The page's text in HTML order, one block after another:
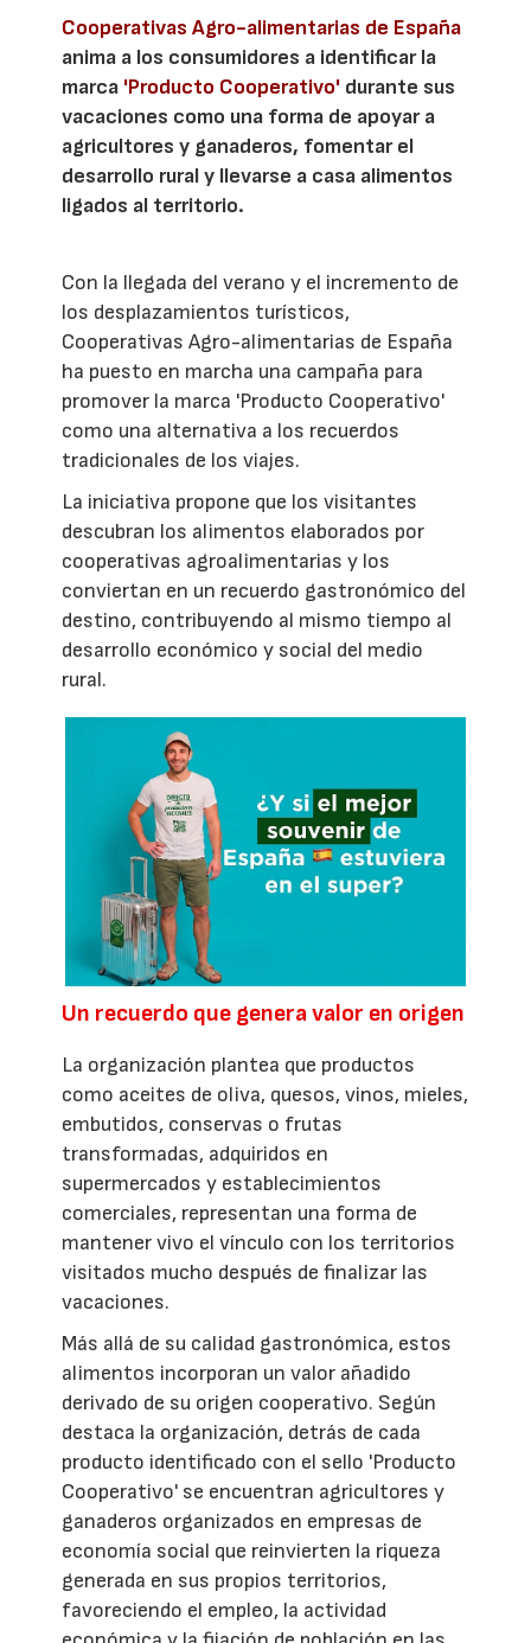
Cooperativas Agro-alimentarias de España
anima a los consumidores a identificar la
marca 'Producto Cooperativo' durante sus
vacaciones como una forma de apoyar a
agricultores y ganaderos, fomentar el
desarrollo rural y llevarse a casa alimentos
ligados al territorio.
Con la llegada del verano y el incremento de
los desplazamientos turísticos,
Cooperativas Agro-alimentarias de España
ha puesto en marcha una campaña para
promover la marca 'Producto Cooperativo'
como una alternativa a los recuerdos
tradicionales de los viajes.
La iniciativa propone que los visitantes
descubran los alimentos elaborados por
cooperativas agroalimentarias y los
conviertan en un recuerdo gastronómico del
destino, contribuyendo al mismo tiempo al
desarrollo económico y social del medio
rural.
Un recuerdo que genera valor en origen
La organización plantea que productos
como aceites de oliva, quesos, vinos, mieles,
embutidos, conservas o frutas
transformadas, adquiridos en
supermercados y establecimientos
comerciales, representan una forma de
mantener vivo el vínculo con los territorios
visitados mucho después de finalizar las
vacaciones.
Más allá de su calidad gastronómica, estos
alimentos incorporan un valor añadido
derivado de su origen cooperativo. Según
destaca la organización, detrás de cada
producto identificado con el sello 'Producto
Cooperativo' se encuentran agricultores y
ganaderos organizados en empresas de
economía social que reinvierten la riqueza
generada en sus propios territorios,
favoreciendo el empleo, la actividad